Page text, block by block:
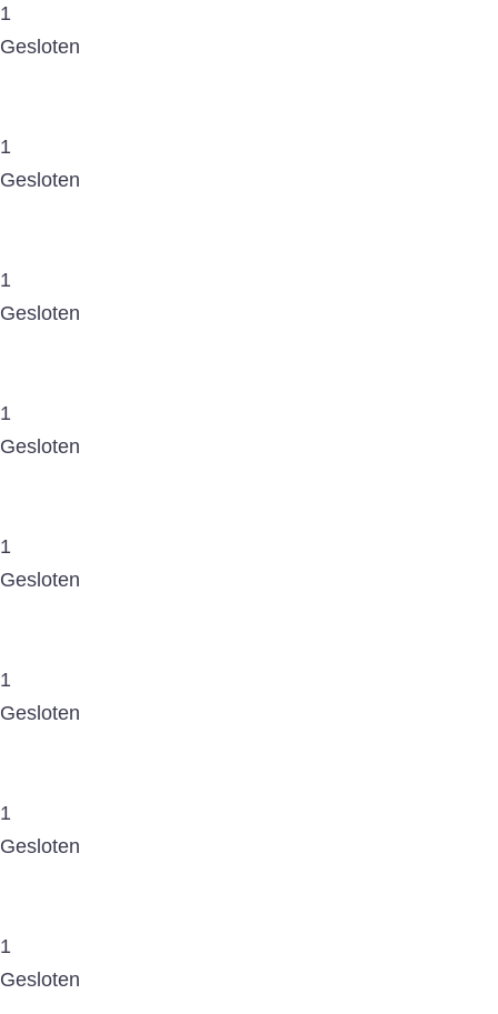
1
Gesloten
1
Gesloten
1
Gesloten
1
Gesloten
1
Gesloten
1
Gesloten
1
Gesloten
1
Gesloten